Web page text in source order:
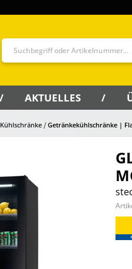
AKTUELLES
Kühlschränke Getränkekühlschränke |